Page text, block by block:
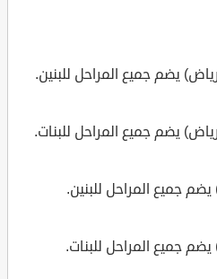
يضم جميع المراحل للبنين.
يضم جميع المراحل للبنات.
جميع المراحل للبنين.
جميع المراحل للبنات.